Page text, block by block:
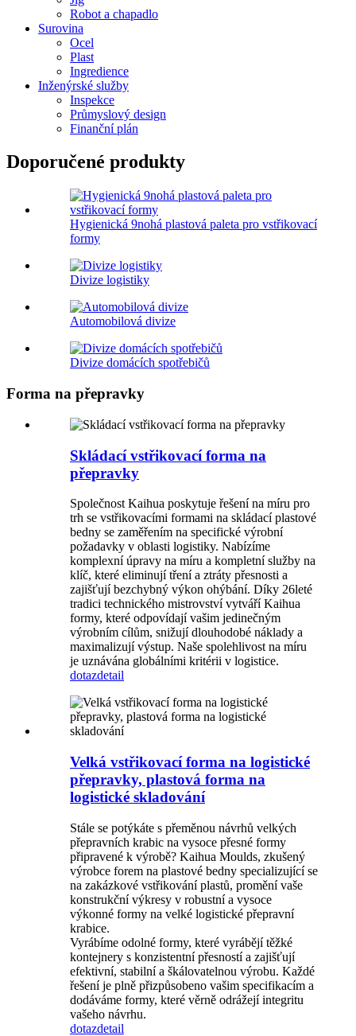
Robot a chapadlo
Surovina
Ocel
Plast
Ingredience
Inženýrské služby
Inspekce
Průmyslový design
Finanční plán
Doporučené produkty
Hygienická 9nohá plastová paleta pro vstřikovací
formy
Divize logistiky
Automobilová divize
Divize domácích spotřebičů
Forma na přepravky
Skládací vstřikovací forma na
přepravky
Společnost Kaihua poskytuje řešení na míru pro
trh se vstřikovacími formami na skládací plastové
bedny se zaměřením na specifické výrobní
požadavky v oblasti logistiky. Nabízíme
komplexní úpravy na míru a kompletní služby na
klíč, které eliminují tření a ztráty přesnosti a
zajišťují bezchybný výkon ohýbání. Díky 26leté
tradici technického mistrovství vytváří Kaihua
formy, které odpovídají vašim jedinečným
výrobním cílům, snižují dlouhodobé náklady a
maximalizují výstup. Naše spolehlivost na míru
je uznávána globálními kritérii v logistice.
dotazdetail
Velká vstřikovací forma na logistické
přepravky, plastová forma na
logistické skladování
Stále se potýkáte s přeměnou návrhů velkých
přepravních krabic na vysoce přesné formy
připravené k výrobě? Kaihua Moulds, zkušený
výrobce forem na plastové bedny specializující se
na zakázkové vstřikování plastů, promění vaše
konstrukční výkresy v robustní a vysoce
výkonné formy na velké logistické přepravní
krabice.
Vyrábíme odolné formy, které vyrábějí těžké
kontejnery s konzistentní přesností a zajišťují
efektivní, stabilní a škálovatelnou výrobu. Každé
řešení je plně přizpůsobeno vašim specifikacím a
dodáváme formy, které věrně odrážejí integritu
vašeho návrhu.
dotazdetail